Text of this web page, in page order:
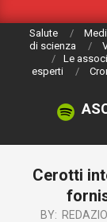
Navigation
Salute
di scienza
Le
esperti
Cerotti
BY: